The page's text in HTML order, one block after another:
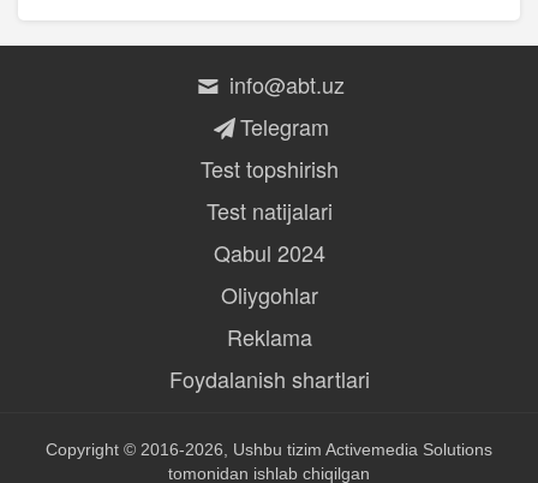
info@abt.uz
Telegram
Test topshirish
Test natijalari
Qabul 2024
Oliygohlar
Reklama
Foydalanish shartlari
Copyright © 2016-2026, Ushbu tizim Activemedia Solutions
tomonidan ishlab chiqilgan